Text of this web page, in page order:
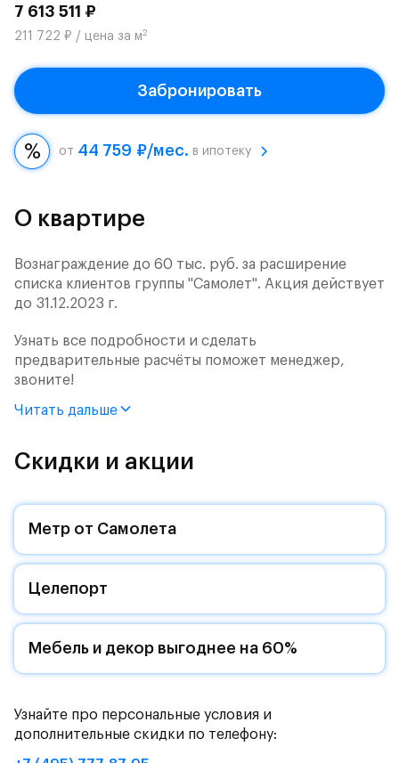
7 613 511 ₽
211 722 ₽ / цена за м2
Забронировать
от 44 759 ₽/мес. в ипотеку
О квартире
Вознаграждение до 60 тыс. руб. за расширение
списка клиентов группы "Самолет". Акция действует
до 31.12.2023 г.
Узнать все подробности и сделать
предварительные расчёты поможет менеджер,
звоните!
Продается 1-комн. квартира с отделкой. Квартира
дома (Корпус 62, Секция 7) в ЖК «Рублевский
Квартал» от группы «Самолет».
Цена указана с учетом готовой отделки и кухни.
«Рублевский квартал» — это экологичный проект
от группы Самолет рядом с Дубковским и
Подушкинским лесами.
Он сочетает близость к природным комплексам,
престижный статус западного направления и
возможность удобно добраться до столицы.
чистовой отделкой, закрытый двор без машин —
квартал станет по-настоящему «своей»
Читать дальше
Скидки и акции
Метр от Самолета
Целепорт
Мебель и декор выгоднее на 60%
Узнайте про персональные условия и
дополнительные скидки по телефону: